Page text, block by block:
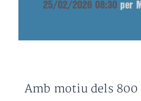
25/02/2026 08:30 per
Amb motiu dels 800